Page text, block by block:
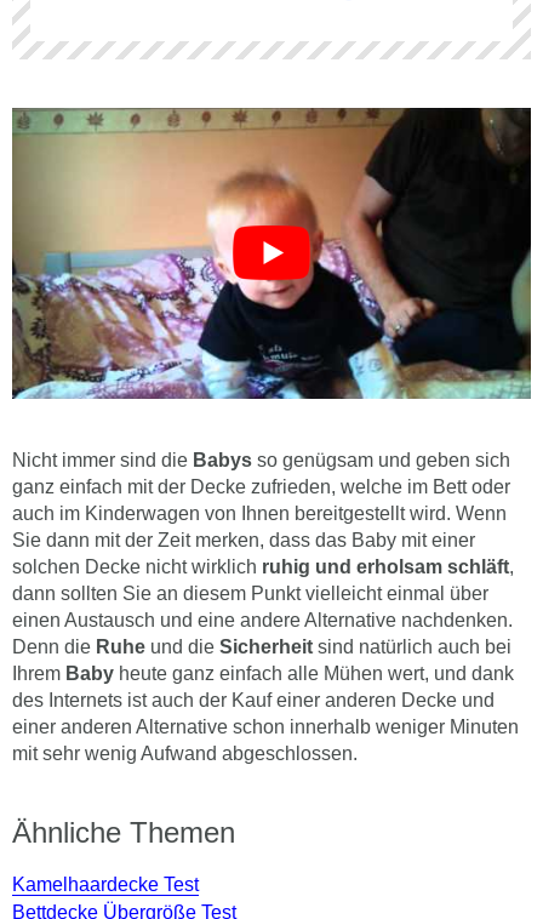
Nicht immer sind die Babys so genügsam und geben sich
ganz einfach mit der Decke zufrieden, welche im Bett oder
auch im Kinderwagen von Ihnen bereitgestellt wird. Wenn
Sie dann mit der Zeit merken, dass das Baby mit einer
solchen Decke nicht wirklich ruhig und erholsam schläft,
dann sollten Sie an diesem Punkt vielleicht einmal über
einen Austausch und eine andere Alternative nachdenken.
Denn die Ruhe und die Sicherheit sind natürlich auch bei
Ihrem Baby heute ganz einfach alle Mühen wert, und dank
des Internets ist auch der Kauf einer anderen Decke und
einer anderen Alternative schon innerhalb weniger Minuten
mit sehr wenig Aufwand abgeschlossen.
Ähnliche Themen
Kamelhaardecke Test
Bettdecke Übergröße Test